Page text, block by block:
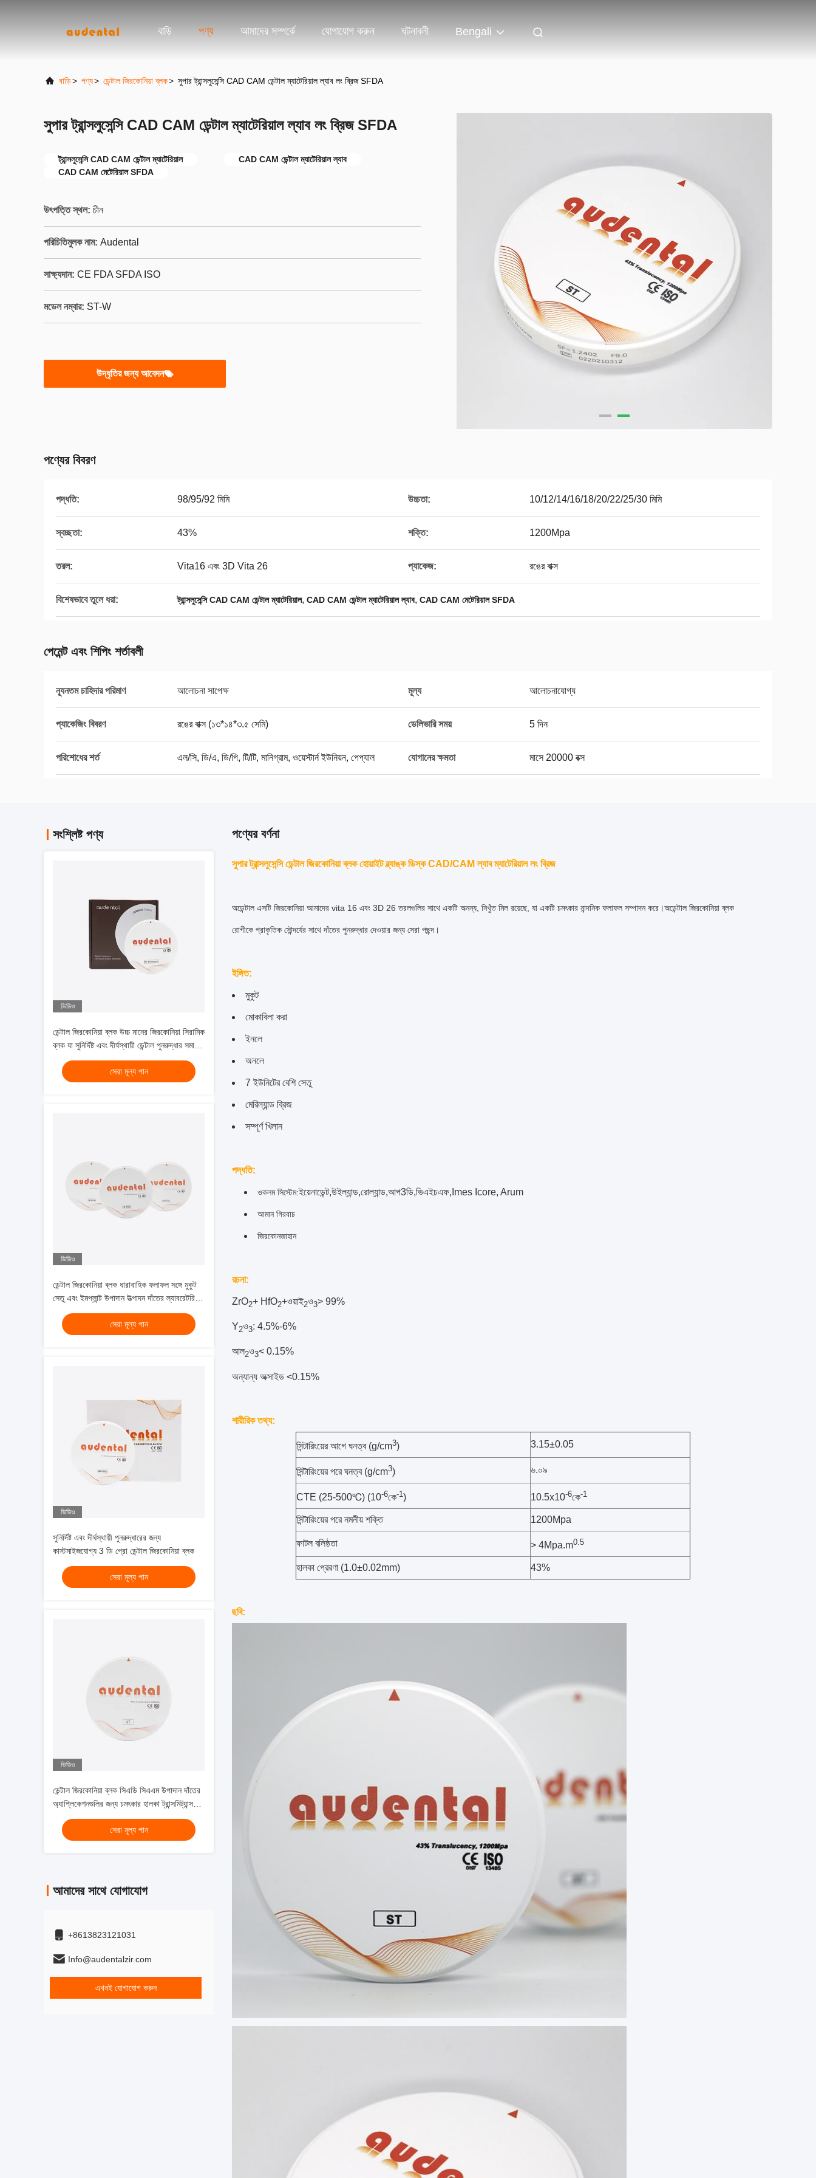
বাড়ি পণ্য আমাদের সম্পর্কে যোগাযোগ করুন ঘটনাবলী Bengali
বাড়ি> পণ্য> ডেন্টাল জিরকোনিয়া ব্লক> সুপার ট্রান্সলুসেন্সি CAD CAM ডেন্টাল ম্যাটেরিয়াল ল্যাব লং ব্রিজ SFDA
সুপার ট্রান্সলুসেন্সি CAD CAM ডেন্টাল ম্যাটেরিয়াল ল্যাব লং ব্রিজ SFDA
ট্রান্সলুসেন্সি CAD CAM ডেন্টাল ম্যাটেরিয়াল
CAD CAM ডেন্টাল ম্যাটেরিয়াল ল্যাব
CAD CAM মেটেরিয়াল SFDA
উৎপত্তি স্থল: চীন
পরিচিতিমুলক নাম: Audental
সাক্ষ্যদান: CE FDA SFDA ISO
মডেল নম্বার: ST-W
উদ্ধৃতির জন্য আবেদন
পণ্যের বিবরণ
পদ্ধতি: 98/95/92 মিমি উচ্চতা: 10/12/14/16/18/20/22/25/30 মিমি
স্বচ্ছতা: 43% শক্তি: 1200Mpa
তরল: Vita16 এবং 3D Vita 26 প্যাকেজ: রঙের বাক্স
বিশেষভাবে তুলে ধরা: ট্রান্সলুসেন্সি CAD CAM ডেন্টাল ম্যাটেরিয়াল, CAD CAM ডেন্টাল ম্যাটেরিয়াল ল্যাব, CAD CAM মেটেরিয়াল SFDA
পেমেন্ট এবং শিপিং শর্তাবলী
ন্যূনতম চাহিদার পরিমাণ আলোচনা সাপেক্ষ মূল্য আলোচনাযোগ্য
প্যাকেজিং বিবরণ রঙের বাক্স (১৩*১৪*৩.৫ সেমি) ডেলিভারি সময় 5 দিন
পরিশোধের শর্ত এল/সি, ডি/এ, ডি/পি, টি/টি, মানিগ্রাম, ওয়েস্টার্ন ইউনিয়ন, পেপ্যাল যোগানের ক্ষমতা মাসে 20000 বক্স
সংশ্লিষ্ট পণ্য
ভিডিও
ডেন্টাল জিরকোনিয়া ব্লক উচ্চ মানের জিরকোনিয়া সিরামিক
ব্লক যা সুনির্দিষ্ট এবং দীর্ঘস্থায়ী ডেন্টাল পুনরুদ্ধার সমাধান
প্রদান করে
সেরা মূল্য পান
ভিডিও
ডেন্টাল জিরকোনিয়া ব্লক ধারাবাহিক ফলাফল সঙ্গে মুকুট
সেতু এবং ইমপ্লান্ট উপাদান উত্পাদন দাঁতের ল্যাবরেটরির
জন্য আদর্শ
সেরা মূল্য পান
ভিডিও
সুনির্দিষ্ট এবং দীর্ঘস্থায়ী পুনরুদ্ধারের জন্য
কাস্টমাইজযোগ্য 3 ডি প্রো ডেন্টাল জিরকোনিয়া ব্লক
সেরা মূল্য পান
ভিডিও
ডেন্টাল জিরকোনিয়া ব্লক সিএডি সিএএম উপাদান দাঁতের
অ্যাপ্লিকেশনগুলির জন্য চমৎকার হালকা ট্রান্সমিট্যান্স
এবং সিনট্রেটিং পারফরম্যান্স সহ
সেরা মূল্য পান
আমাদের সাথে যোগাযোগ
+8613823121031
Info@audentalzir.com
এখনই যোগাযোগ করুন
পণ্যের বর্ণনা
সুপার ট্রান্সলুসেন্সি ডেন্টাল জিরকোনিয়া ব্লক হোয়াইট ব্ল্যাঙ্ক ডিস্ক CAD/CAM ল্যাব ম্যাটেরিয়াল লং ব্রিজ
অডেন্টাল এসটি জিরকোনিয়া আমাদের vita 16 এবং 3D 26 তরলগুলির সাথে একটি অনন্য, নিখুঁত মিল রয়েছে, যা একটি চমৎকার নান্দনিক ফলাফল সম্পাদন করে।অডেন্টাল জিরকোনিয়া ব্লক
রোগীকে প্রাকৃতিক সৌন্দর্যের সাথে দাঁতের পুনরুদ্ধার দেওয়ার জন্য সেরা পছন্দ।
ইঙ্গিত:
মুকুট
মোকাবিলা করা
ইনলে
অনলে
7 ইউনিটের বেশি সেতু
মেরিল্যান্ড ব্রিজ
সম্পূর্ণ খিলান
পদ্ধতি:
ওকলম সিস্টেম:ইয়েনাডেন্ট,উইল্যান্ড,রোল্যান্ড,আপ3ডি,ভিএইচএফ, Imes Icore, Arum
আমান গিরবাচ
জিরকোনজাহান
রচনা:
ZrO2+ HfO2+ওয়াই2ও3> 99%
Y2ও3: 4.5%-6%
আল2ও3< 0.15%
অন্যান্য অক্সাইড <0.15%
শারীরিক তথ্য:
সিন্টারিংয়ের আগে ঘনত্ব (g/cm3) 3.15±0.05
সিন্টারিংয়ের পরে ঘনত্ব (g/cm3) ৬.০৯
CTE (25-500℃) (10-6কে-1) 10.5x10-6কে-1
সিন্টারিংয়ের পরে নমনীয় শক্তি 1200Mpa
ফাটল বলিষ্ঠতা > 4Mpa.m0.5
হালকা প্রেরণা (1.0±0.02mm) 43%
ছবি: